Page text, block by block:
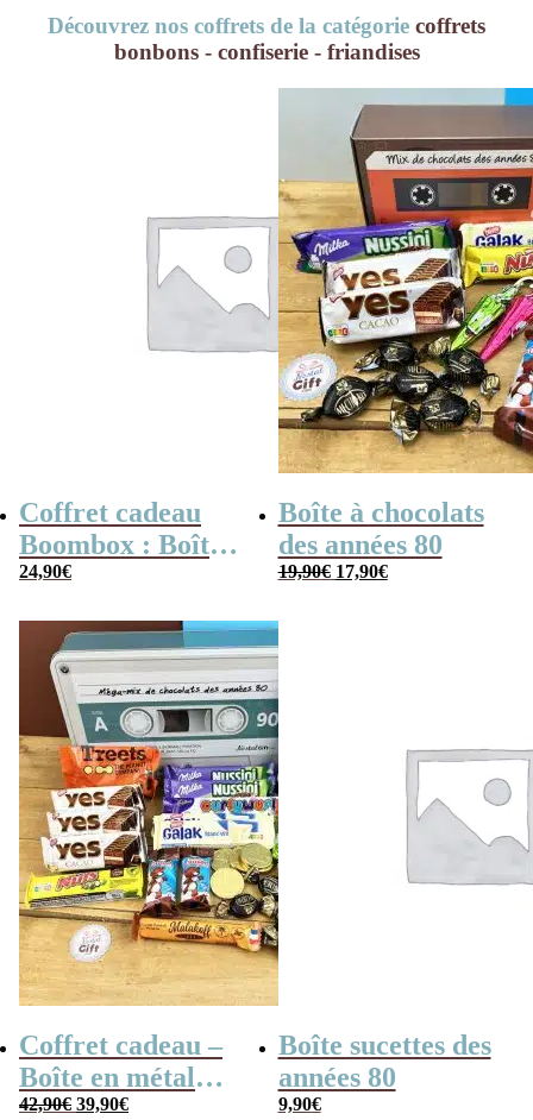
coffret cadeau
grand-père
Découvrez nos coffrets de la catégorie coffrets
bonbons - confiserie - friandises
Coffret cadeau
Boombox : Boîte
bonbons des
Coffret bonbon
24,90€
Boîte à chocolats
des années 80
19,90€ Le
prix
17,90€Le
prix
Coffret cadeau –
Boîte en métal
cassette –
42,90€ Le
prix
39,90€Le
prix
Boîte sucettes des
années 80
9,90€